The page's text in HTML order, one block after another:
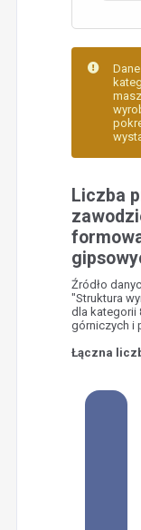
Liczba
Źródło
"Struktura
dla kategorii
górniczych i
Łączna